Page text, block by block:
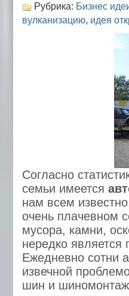
Рубрика: Бизнес
вулканизацию, идея
Согласно
семьи имеется
нам всем
очень плачевном
мусора, камни,
нередко является
Ежедневно сотни
извечной
шин и